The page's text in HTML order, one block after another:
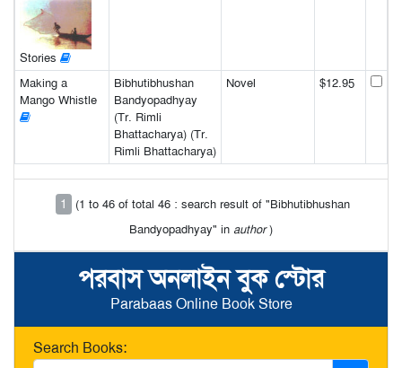
পরবাস অনলাইন বুক স্টোর
Parabaas Online Book Store
Search Books:
Stories
Making a
Mango Whistle
Bibhutibhushan
Bandyopadhyay
(Tr. Rimli
Bhattacharya) (Tr.
Rimli Bhattacharya)
Novel $12.95
1
(1 to 46 of total 46 : search result of "Bibhutibhushan
Bandyopadhyay" in author)